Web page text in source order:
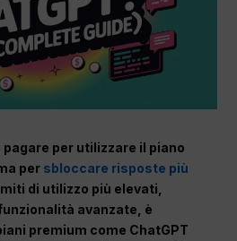
per utilizzare il piano
per sbloccare risposte più
di utilizzo più elevati,
avanzate, è
premium come ChatGPT